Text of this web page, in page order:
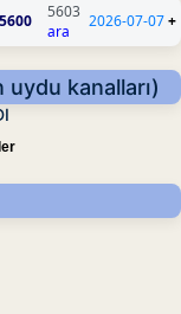
5600
5603
ara
2026-07-07+
uydu kanalları)